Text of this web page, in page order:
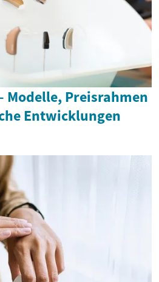
Modelle, Preisrahmen
Entwicklungen